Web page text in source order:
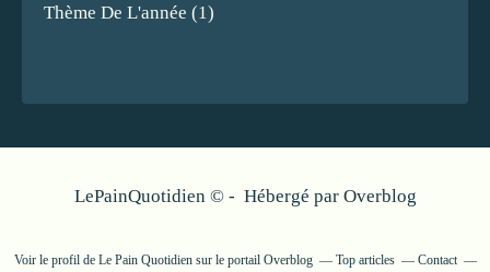
Thème De L'année (1)
LePainQuotidien © - Hébergé par Overblog
Voir le profil de Le Pain Quotidiensur le portail Overblog Top articles Contact